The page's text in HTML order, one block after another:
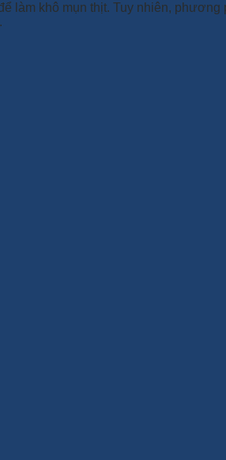
làm khô mụn thịt. Tuy nhiên, phương